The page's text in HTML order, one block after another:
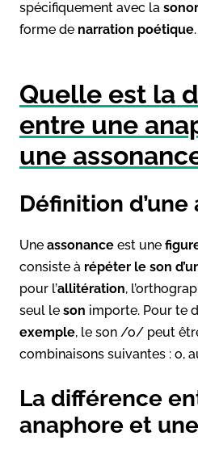
spécifiquement avec la
forme de narration poétique.
Quelle est la
entre une
une
Définition d’une
Une assonance est une
consiste à répéter le son
pour l’allitération,
seul le son importe. Pour te
exemple, le son /o/ peut
combinaisons suivantes : o,
La différence
anaphore et